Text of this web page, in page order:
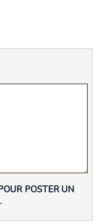
POSTER UN